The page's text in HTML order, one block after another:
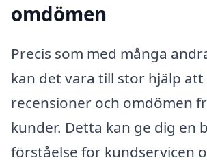
omdömen
Precis som med många
kan det vara till stor hjälp att
recensioner och omdömen
kunder. Detta kan ge dig en
förståelse för kundservicen